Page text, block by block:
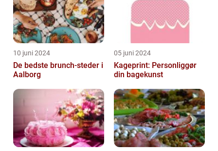
10 juni 2024
De bedste brunch-steder i
Aalborg
05 juni 2024
Kageprint: Personliggør
din bagekunst